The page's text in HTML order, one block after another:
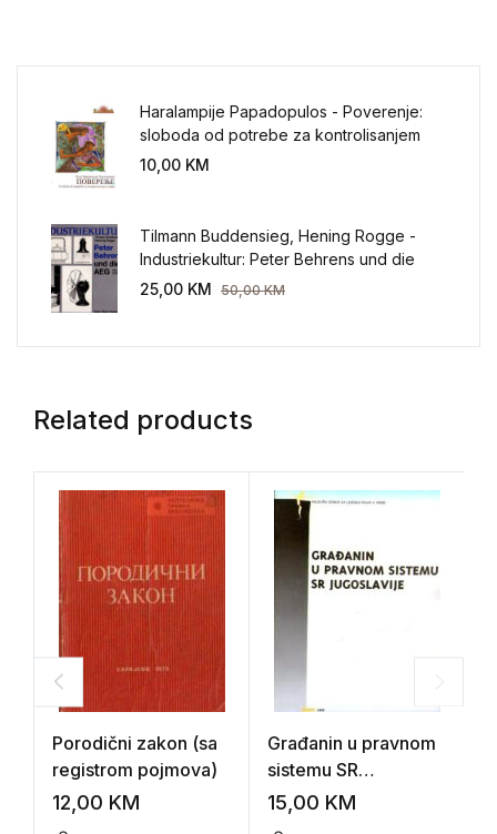
Haralampije Papadopulos - Poverenje:
sloboda od potrebe za kontrolisanjem
sveta
10,00 KM
Tilmann Buddensieg, Hening Rogge -
Industriekultur: Peter Behrens und die
AEG 1907-1914.
25,00 KM 50,00KM
Related products
Porodični zakon (sa
registrom pojmova)
12,00 KM
Građanin u pravnom
sistemu SR
Jugoslavije
15,00 KM